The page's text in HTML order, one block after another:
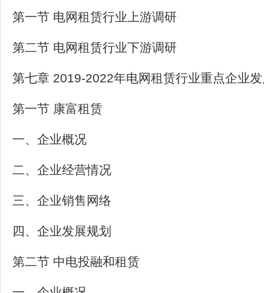
第一节 电网租赁行业上游调研
第二节 电网租赁行业下游调研
第七章 2019-2022年电网租赁行业重点企业
第一节 康富租赁
一、企业概况
二、企业经营情况
三、企业销售网络
四、企业发展规划
第二节 中电投融和租赁